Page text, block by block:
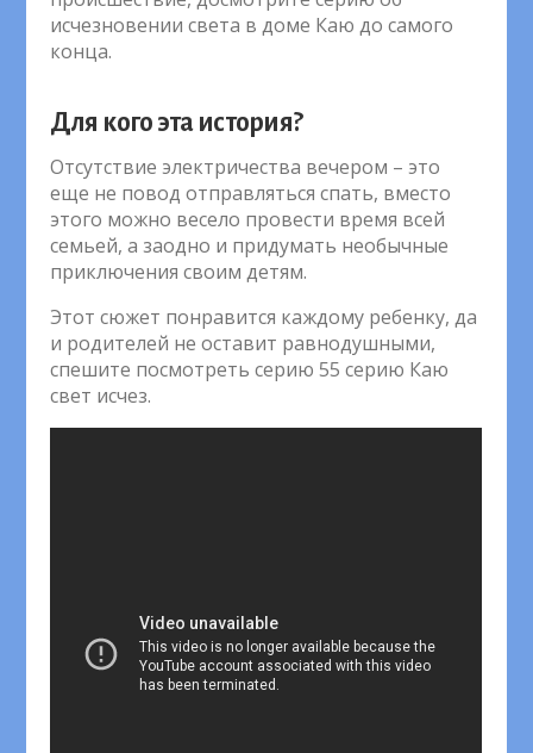
исчезновении света в доме Каю до самого
конца.
Для кого эта история?
Отсутствие электричества вечером – это
еще не повод отправляться спать, вместо
этого можно весело провести время всей
семьей, а заодно и придумать необычные
приключения своим детям.
Этот сюжет понравится каждому ребенку, да
и родителей не оставит равнодушными,
спешите посмотреть серию 55 серию Каю
свет исчез.